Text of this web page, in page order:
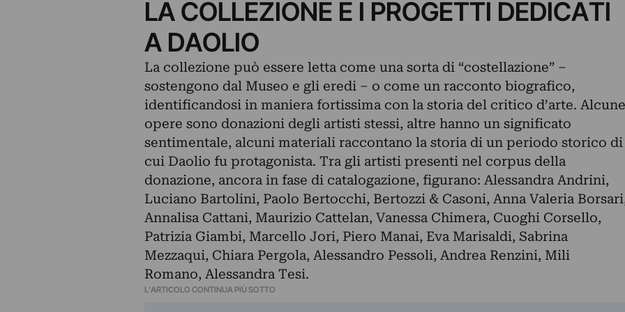
LA COLLEZIONE E I PROGETTI DEDICATI
A DAOLIO
La collezione può essere letta come una sorta di “costellazione” –
sostengono dal Museo e gli eredi – o come un racconto biografico,
identificandosi in maniera fortissima con la storia del critico d’arte. Alcune
opere sono donazioni degli artisti stessi, altre hanno un significato
sentimentale, alcuni materiali raccontano la storia di un periodo storico di
cui Daolio fu protagonista. Tra gli artisti presenti nel corpus della
donazione, ancora in fase di catalogazione, figurano: Alessandra Andrini,
Luciano Bartolini, Paolo Bertocchi, Bertozzi & Casoni, Anna Valeria
Annalisa Cattani, Maurizio Cattelan, Vanessa Chimera, Cuoghi Corsello,
Patrizia Giambi, Marcello Jori, Piero Manai, Eva Marisaldi, Sabrina
Mezzaqui, Chiara Pergola, Alessandro Pessoli, Andrea Renzini, Mili
Romano, Alessandra Tesi.
L'ARTICOLO CONTINUA PIÙ SOTTO